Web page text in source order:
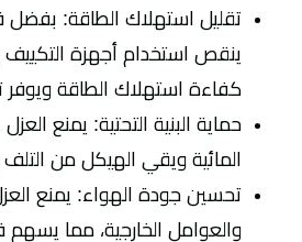
تقليل استهلاك الطاقة: بفضل
ينقص استخدام أجهزة التكييف
كفاءة استهلاك الطاقة ويوفر
حماية البنية التحتية: يمنع
المائية ويقي الهيكل من التلف
تحسين جودة الهواء: يمنع
والعوامل الخارجية، مما